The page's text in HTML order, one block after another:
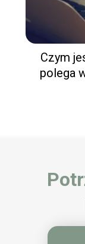
Czym
polega